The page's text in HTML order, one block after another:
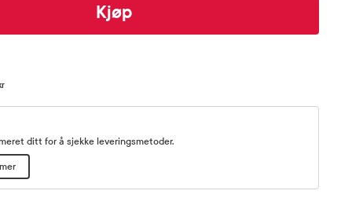
Kjøp
ditt for å sjekke leveringsmetoder.